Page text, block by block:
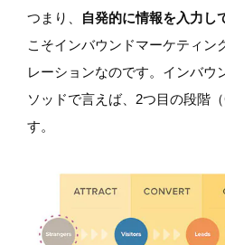
つまり、
自発的に情報を入力し
こそインバウンドマーケティン
レーションなのです。インバウ
ソッドで言えば、2つ目の段階
す。